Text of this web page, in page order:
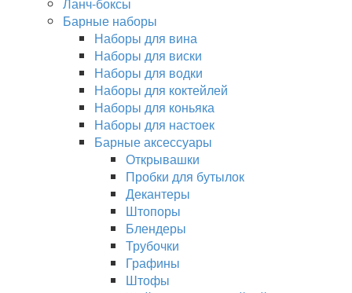
Барные наборы
Наборы для вина
Наборы для виски
Наборы для водки
Наборы для коктейлей
Наборы для коньяка
Наборы для настоек
Барные аксессуары
Открывашки
Пробки для бутылок
Декантеры
Штопоры
Блендеры
Трубочки
Графины
Штофы